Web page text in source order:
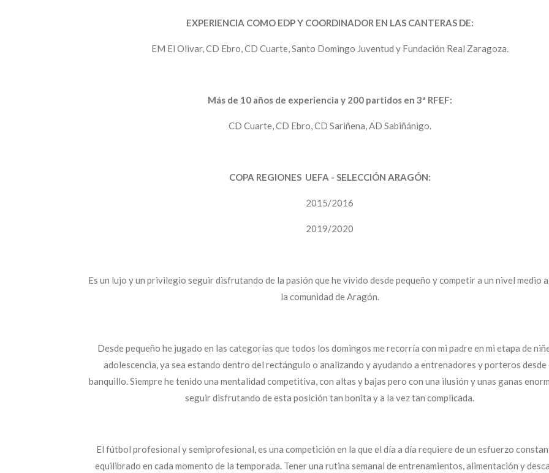
EXPERIENCIA COMO EDP Y COORDINADOR EN LAS CANTERAS DE:
EM El Olivar, CD Ebro, CD Cuarte, Santo Domingo Juventud y Fundación Real Zaragoza.
Más de 10 años de experiencia y 200 partidos en 3ª RFEF:
CD Cuarte, CD Ebro, CD Sariñena, AD Sabiñánigo.
COPA REGIONES UEFA - SELECCIÓN ARAGÓN:
2015/2016
2019/2020
Es un lujo y un privilegio seguir disfrutando de la pasión que he vivido desde pequeño y competir a un nivel medio
la comunidad de Aragón.
Desde pequeño he jugado en las categorías que todos los domingos me recorría con mi padre en mi etapa de
adolescencia, ya sea estando dentro del rectángulo o analizando y ayudando a entrenadores y porteros desde
banquillo. Siempre he tenido una mentalidad competitiva, con altas y bajas pero con una ilusión y unas ganas
seguir disfrutando de esta posición tan bonita y a la vez tan complicada.
El fútbol profesional y semiprofesional, es una competición en la que el día a día requiere de un esfuerzo
equilibrado en cada momento de la temporada. Tener una rutina semanal de entrenamientos, alimentación y